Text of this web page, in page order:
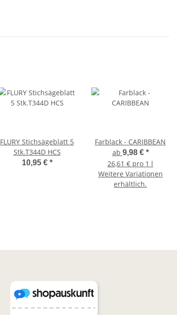
FLURY Stichsägeblatt 5
Stk.T344D HCS
10,95 € *
Farblack - CARIBBEAN
ab 9,98 € *
26,61 € pro 1 l
Weitere Variationen
erhältlich.